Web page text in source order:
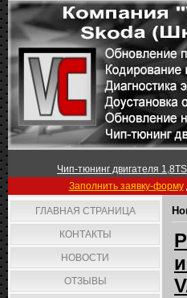
Чип-тюнинг двигателя
Заполнить заявку-форму
ГЛАВНАЯ СТРАНИЦА
КОНТАКТЫ
НОВОСТИ
ОТЗЫВЫ